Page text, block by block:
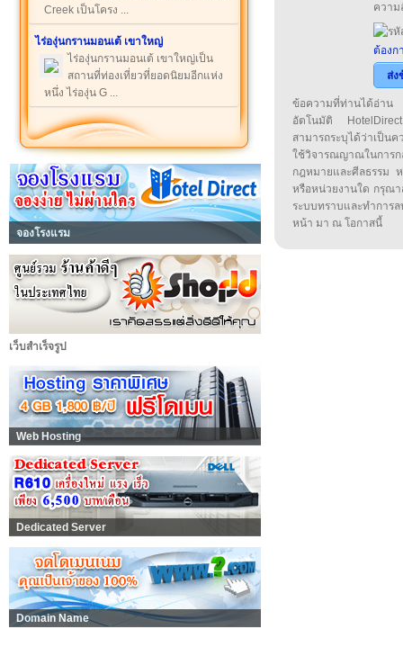
Creek เป็นโครง ...
ไร่องุ่นกรานมอนเต้ เขาใหญ่
ไร่องุ่นกรานมอนเต้ เขาใหญ่เป็น
สถานที่ท่องเที่ยวที่ยอดนิยมอีกแห่ง
หนึ่ง ไร่องุ่น G ...
จองโรงแรม
เว็บสำเร็จรูป
Web Hosting
Dedicated Server
Domain Name
ความ
ต้องก
ส่ง
ข้อความที่ท่านได้อ่าน
อัตโนมัติ
สามารถระบุได้ว่าเป็น
ใช้วิจารณญาณในกา
กฎหมายและศีลธรรม
หรือหน่วยงานใด กรุณา
ระบบทราบและทำกา
หน้า มา ณ โอกาสนี้